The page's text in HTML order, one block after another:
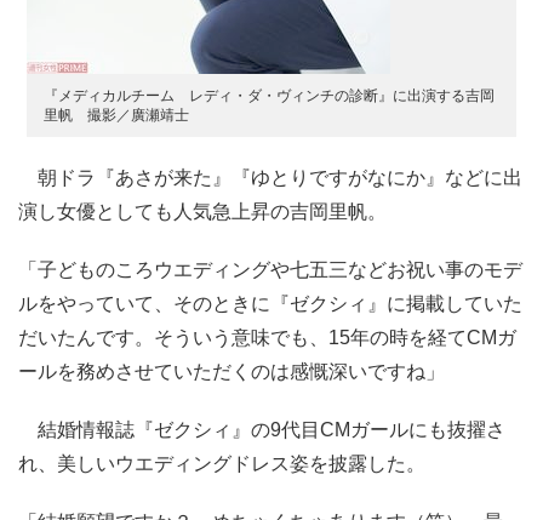
『メディカルチーム レディ・ダ・ヴィンチの診断』に出演する吉岡
里帆 撮影／廣瀬靖士
朝ドラ『あさが来た』『ゆとりですがなにか』などに出
演し女優としても人気急上昇の吉岡里帆。
「子どものころウエディングや七五三などお祝い事のモデ
ルをやっていて、そのときに『ゼクシィ』に掲載していた
だいたんです。そういう意味でも、15年の時を経てCMガ
ールを務めさせていただくのは感慨深いですね」
結婚情報誌『ゼクシィ』の9代目CMガールにも抜擢さ
れ、美しいウエディングドレス姿を披露した。